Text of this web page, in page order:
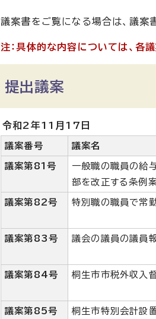
議案書をご覧になる場合は、議案
注：具体的な内容については、各
提出議案
令和2年11月17日
議案番号 議案名
議案第81号
一般職の職員の給
部を改正する条例
議案第82号 特別職の職員で常
議案第83号 議会の議員の議員
議案第84号 桐生市市税外収入
議案第85号 桐生市特別会計設